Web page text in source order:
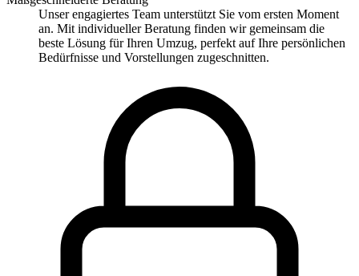
Unser engagiertes Team unterstützt Sie vom ersten Moment
an. Mit individueller Beratung finden wir gemeinsam die
beste Lösung für Ihren Umzug, perfekt auf Ihre persönlichen
Bedürfnisse und Vorstellungen zugeschnitten.